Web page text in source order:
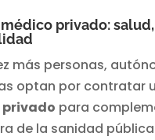
privado:
más personas,
optan por contratar
privado para
de la sanidad